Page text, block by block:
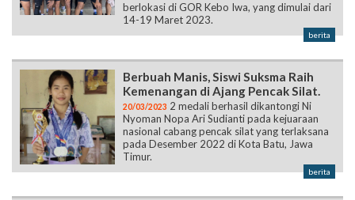
berlokasi di GOR Kebo Iwa, yang dimulai dari
14-19 Maret 2023.
berita
Berbuah Manis, Siswi Suksma Raih
Kemenangan di Ajang Pencak Silat.
20/03/2023 2 medali berhasil dikantongi Ni
Nyoman Nopa Ari Sudianti pada kejuaraan
nasional cabang pencak silat yang terlaksana
pada Desember 2022 di Kota Batu, Jawa
Timur.
berita